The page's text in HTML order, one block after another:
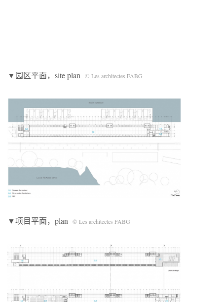
▼园区平面，site plan © Les architectes FABG
▼项目平面，plan © Les architectes FABG